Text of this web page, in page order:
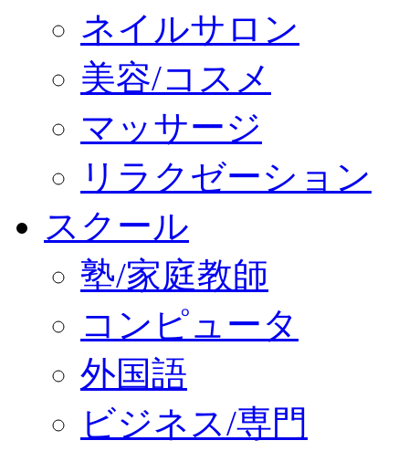
ネイルサロン
美容/コスメ
マッサージ
リラクゼーション
スクール
塾/家庭教師
コンピュータ
外国語
ビジネス/専門